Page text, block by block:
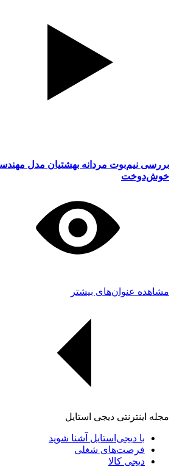
بررسی نیم‌بوت مردانه بهشتیان مدل
خوش‌دوخت
مشاهده عنوان‌های بیشتر
مجله اینترنتی دیجی استایل
با دیجی‌استایل آشنا شوید
فرصت‌های شغلی
دیجی کالا